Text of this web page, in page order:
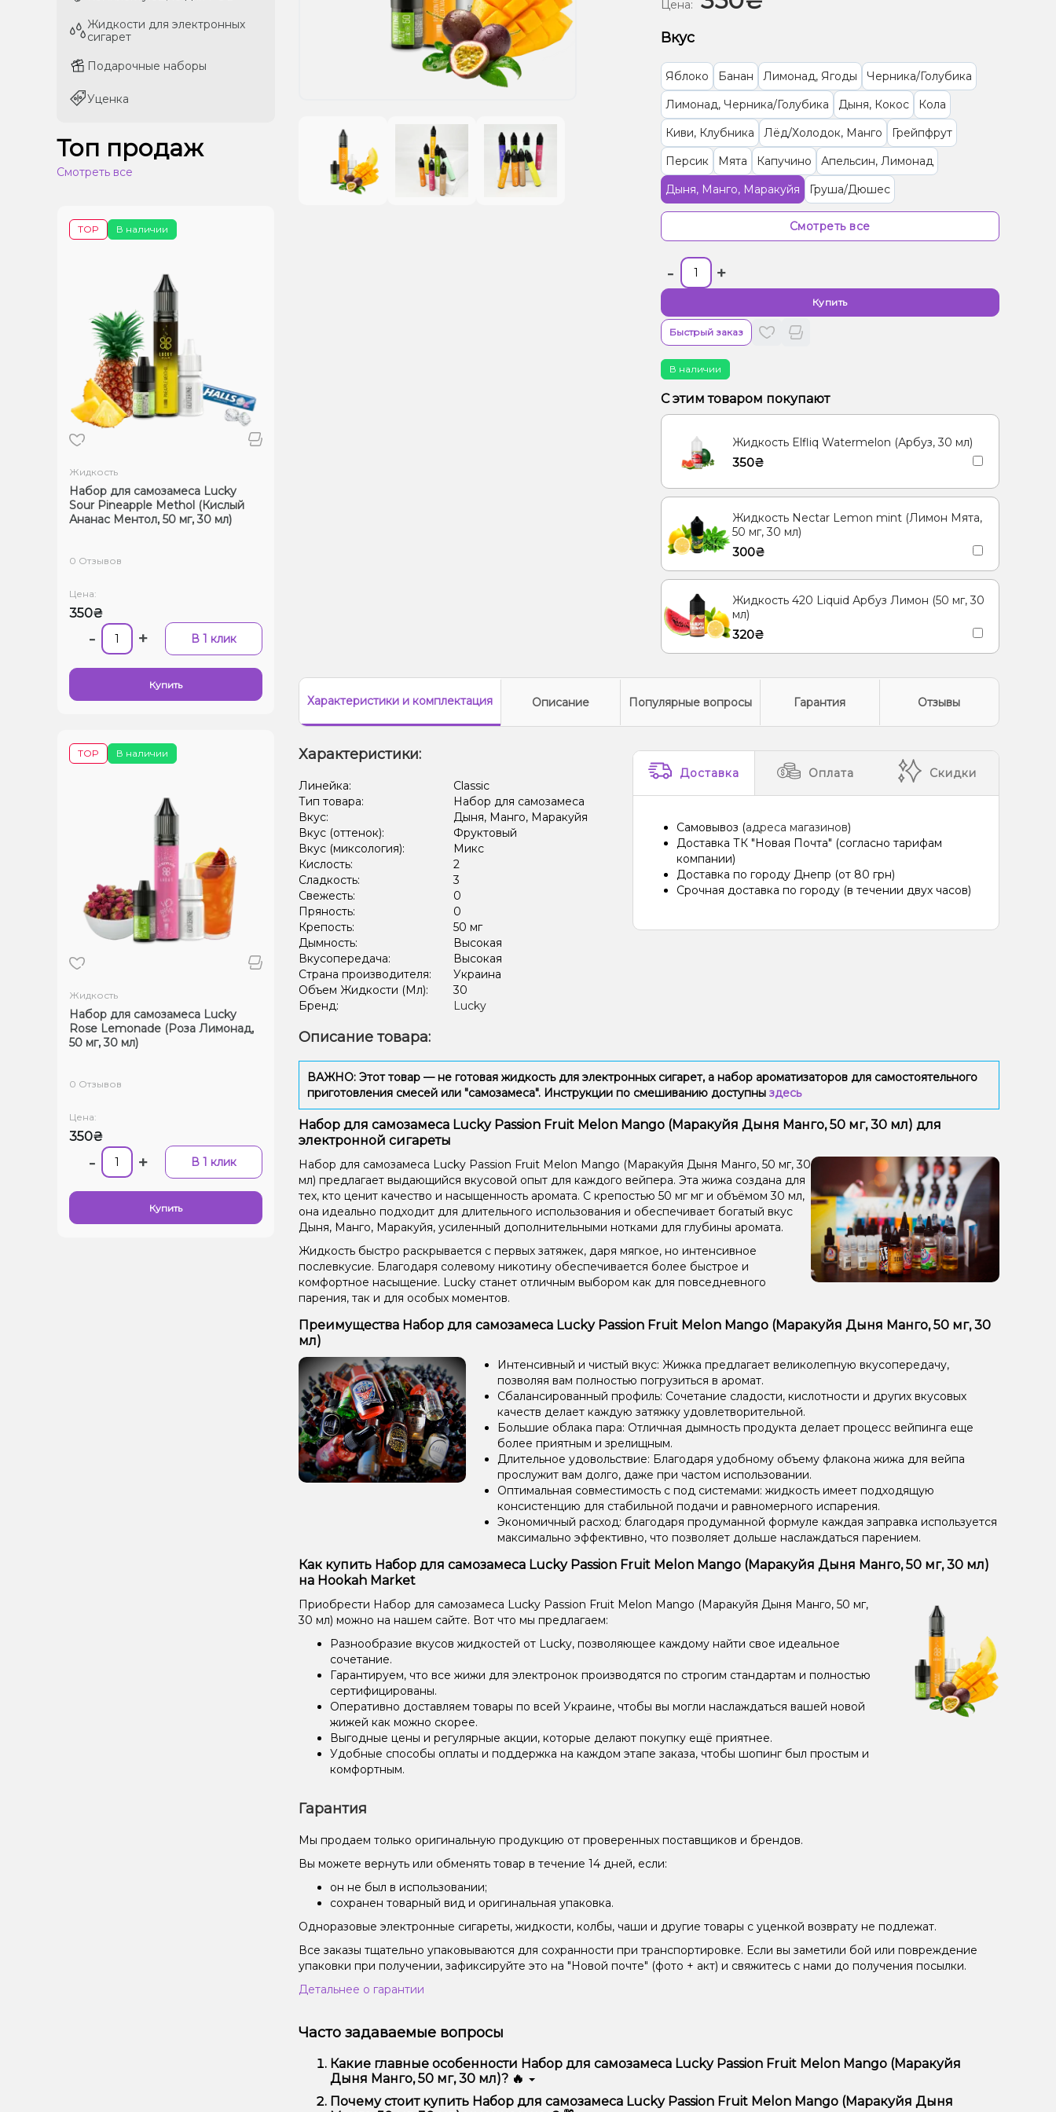
Жидкости для электронных
сигарет
Подарочные наборы
Уценка
Жидкости для электронных
сигарет
Подарочные наборы
Уценка
Топ продаж
Смотреть все
В наличии
TOP
Жидкость
Набор для самозамеса Lucky
Sour Pineapple Methol (Кислый
Ананас Ментол, 50 мг, 30 мл)
0 Отзывов
Цена:
350₴
- + В 1 клик
Купить
В наличии
TOP
Жидкость
Набор для самозамеса Lucky
Rose Lemonade (Роза Лимонад,
50 мг, 30 мл)
0 Отзывов
Цена:
350₴
- + В 1 клик
Купить
Цена:
Вкус
Яблоко Банан Лимонад, Ягоды
Черника/Голубика
Лимонад, Черника/Голубика
Дыня, Кокос
Кола
Киви, Клубника
Лёд/Холодок, Манго
Грейпфрут
Персик
Мята Капучино
Апельсин, Лимонад
Дыня, Манго, Маракуйя
Груша/Дюшес
Грейпфрут, Клубника, Лимонад
Вишня/Черешня, Лимонад
Лимонад, Сливки/Крем
Бузина, Лимонад
Лимонад, Манго, Маракуйя
Мохито
Лимонад, Роза
Алоэ, Лимонад, Мохито, Огурец
Ананас, Ментол/Эвкалипт
Гуава, Кактус, Киви
Смотреть все
- +
Купить
Быстрый заказ
В наличии
С этим товаром покупают
Жидкость Elfliq Watermelon (Арбуз, 30 мл)
350₴
Жидкость Nectar Lemon mint (Лимон Мята,
50 мг, 30 мл)
300₴
Жидкость 420 Liquid Арбуз Лимон (50 мг, 30
мл)
320₴
Характеристикии комплектация Описание Популярные вопросы Гарантия Отзывы
Характеристики:
Линейка:
Classic
Тип товара:
Набор для самозамеса
Вкус:
Дыня, Манго, Маракуйя
Вкус (оттенок):
Фруктовый
Вкус (миксология):
Микс
Кислость:
2
Сладкость:
3
Свежесть:
0
Пряность:
0
Крепость:
50 мг
Дымность:
Высокая
Вкусопередача:
Высокая
Страна производителя:
Украина
Объем Жидкости (Мл):
30
Бренд:
Lucky
Доставка Оплата Скидки
Самовывоз (адреса магазинов)
Доставка ТК "Новая Почта" (согласно тарифам
компании)
Доставка по городу Днепр (от 80 грн)
Срочная доставка по городу (в течении двух часов)
Описание товара:
ВАЖНО: Этот товар — не готовая жидкость для электронных сигарет, а набор ароматизаторов для самостоятельного
приготовления смесей или "самозамеса". Инструкции по смешиванию доступны здесь
Набор для самозамеса Lucky Passion Fruit Melon Mango (Маракуйя Дыня Манго, 50 мг, 30 мл) для
электронной сигареты
Набор для самозамеса Lucky Passion Fruit Melon Mango (Маракуйя Дыня Манго, 50 мг, 30
мл) предлагает выдающийся вкусовой опыт для каждого вейпера. Эта жижа создана для
тех, кто ценит качество и насыщенность аромата. С крепостью 50 мг мг и объёмом 30 мл,
она идеально подходит для длительного использования и обеспечивает богатый вкус
Дыня, Манго, Маракуйя, усиленный дополнительными нотками для глубины аромата.
Жидкость быстро раскрывается с первых затяжек, даря мягкое, но интенсивное
послевкусие. Благодаря солевому никотину обеспечивается более быстрое и
комфортное насыщение. Lucky станет отличным выбором как для повседневного
парения, так и для особых моментов.
Преимущества Набор для самозамеса Lucky Passion Fruit Melon Mango (Маракуйя Дыня Манго, 50 мг, 30
мл)
Интенсивный и чистый вкус: Жижка предлагает великолепную вкусопередачу,
позволяя вам полностью погрузиться в аромат.
Сбалансированный профиль: Сочетание сладости, кислотности и других вкусовых
качеств делает каждую затяжку удовлетворительной.
Большие облака пара: Отличная дымность продукта делает процесс вейпинга еще
более приятным и зрелищным.
Длительное удовольствие: Благодаря удобному объему флакона жижа для вейпа
прослужит вам долго, даже при частом использовании.
Оптимальная совместимость с под системами: жидкость имеет подходящую
консистенцию для стабильной подачи и равномерного испарения.
Экономичный расход: благодаря продуманной формуле каждая заправка используется
максимально эффективно, что позволяет дольше наслаждаться парением.
Как купить Набор для самозамеса Lucky Passion Fruit Melon Mango (Маракуйя Дыня Манго, 50 мг, 30 мл)
на Hookah Market
Приобрести Набор для самозамеса Lucky Passion Fruit Melon Mango (Маракуйя Дыня Манго, 50 мг,
30 мл) можно на нашем сайте. Вот что мы предлагаем:
Разнообразие вкусов жидкостей от Lucky, позволяющее каждому найти свое идеальное
сочетание.
Гарантируем, что все жижи для электронок производятся по строгим стандартам и полностью
сертифицированы.
Оперативно доставляем товары по всей Украине, чтобы вы могли наслаждаться вашей новой
жижей как можно скорее.
Выгодные цены и регулярные акции, которые делают покупку ещё приятнее.
Удобные способы оплаты и поддержка на каждом этапе заказа, чтобы шопинг был простым и
комфортным.
Гарантия
Мы продаем только оригинальную продукцию от проверенных поставщиков и брендов.
Вы можете вернуть или обменять товар в течение 14 дней, если:
он не был в использовании;
сохранен товарный вид и оригинальная упаковка.
Одноразовые электронные сигареты, жидкости, колбы, чаши и другие товары с уценкой возврату не подлежат.
Все заказы тщательно упаковываются для сохранности при транспортировке. Если вы заметили бой или повреждение
упаковки при получении, зафиксируйте это на "Новой почте" (фото + акт) и свяжитесь с нами до получения посылки.
Детальнее о гарантии
Часто задаваемые вопросы
Какие главные особенности Набор для самозамеса Lucky Passion Fruit Melon Mango (Маракуйя
Дыня Манго, 50 мг, 30 мл)? 🔥
Набор для самозамеса Lucky Passion Fruit Melon Mango (Маракуйя Дыня Манго, 50 мг, 30 мл) отличается высоким
Почему стоит купить Набор для самозамеса Lucky Passion Fruit Melon Mango (Маракуйя Дыня